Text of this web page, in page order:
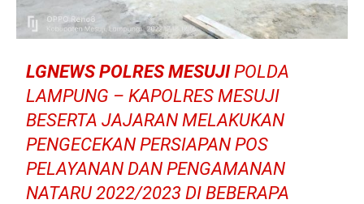
LGNEWS POLRES MESUJIPOLDA
LAMPUNG – KAPOLRES MESUJI
BESERTA JAJARAN MELAKUKAN
PENGECEKAN PERSIAPAN POS
PELAYANAN DAN PENGAMANAN
NATARU 2022/2023 DI BEBERAPA